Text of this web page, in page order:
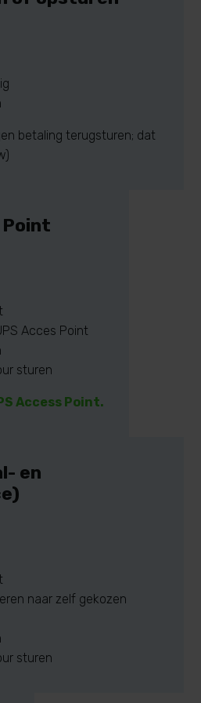
betaling terugsturen; dat
Point
Acces Point
sturen
Access Point.
en
naar zelf gekozen
sturen